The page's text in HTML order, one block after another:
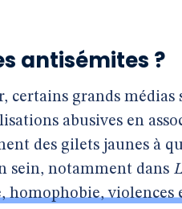
antisémites ?
certains grands médias
abusives en
des gilets jaunes à
sein, notamment dans
homophobie, violences